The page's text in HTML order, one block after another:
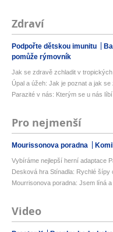
Zdraví
Podpořte dětskou imunitu
pomůže rýmovník
Jak se zdravě zchladit v
Úpal a úžeh: Jak je poznat a jak
Parazité v nás: Kterým se u nás
Pro nejmenší
Mourissonova poradna
Vybíráme nejlepší herní adaptace
Desková hra Stínadla: Rychlé šípy
Mourrisonova poradna: Jsem líná
Video